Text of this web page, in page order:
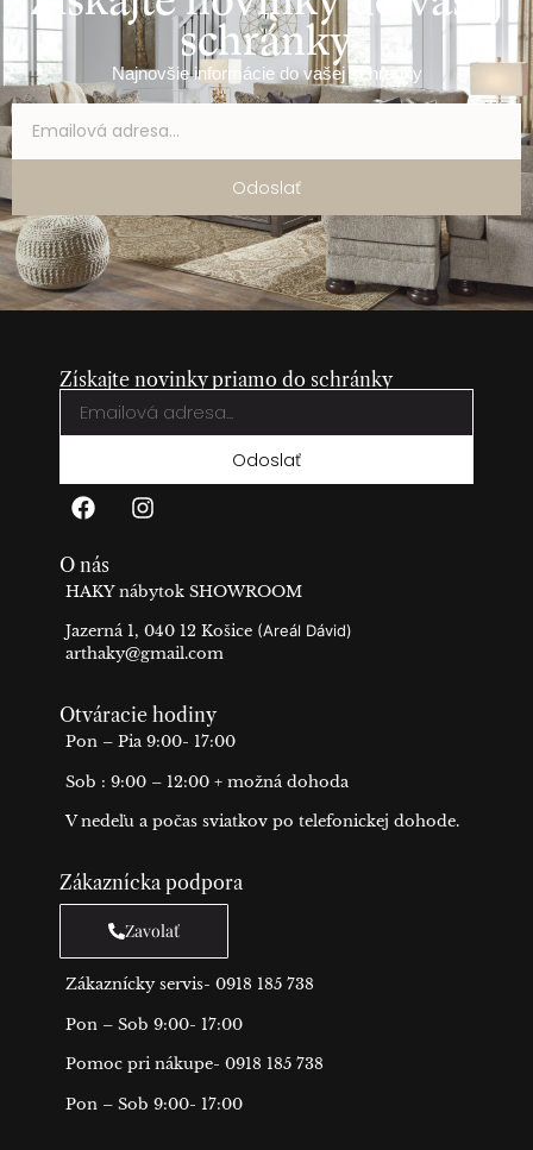
schránky
Najnovšie informácie do vašej schránky
Odoslať
Získajte novinky priamo do schránky
Odoslať
O nás
HAKY nábytok SHOWROOM
Jazerná 1, 040 12 Košice (Areál Dávid)
arthaky@gmail.com
Otváracie hodiny
Pon – Pia 9:00- 17:00
Sob : 9:00 – 12:00 + možná dohoda
V nedeľu a počas sviatkov po telefonickej dohode.
Zákaznícka podpora
Zavolať
Zákaznícky servis- 0918 185 738
Pon – Sob 9:00- 17:00
Pomoc pri nákupe- 0918 185 738
Pon – Sob 9:00- 17:00